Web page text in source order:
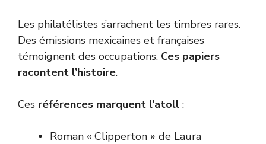
Les philatélistes s’arrachent les timbres rares.
Des émissions mexicaines et françaises
témoignent des occupations. Ces papiers
racontent l’histoire.
Ces références marquent l’atoll :
Roman « Clipperton » de Laura